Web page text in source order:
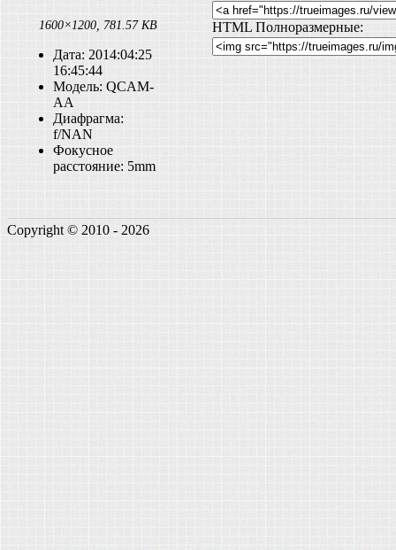
1600×1200, 781.57 KB
Дата: 2014:04:25
16:45:44
Модель: QCAM-
AA
Диафрагма:
f/NAN
Фокусное
расстояние: 5mm
HTML Полноразмерные:
Copyright © 2010 - 2026